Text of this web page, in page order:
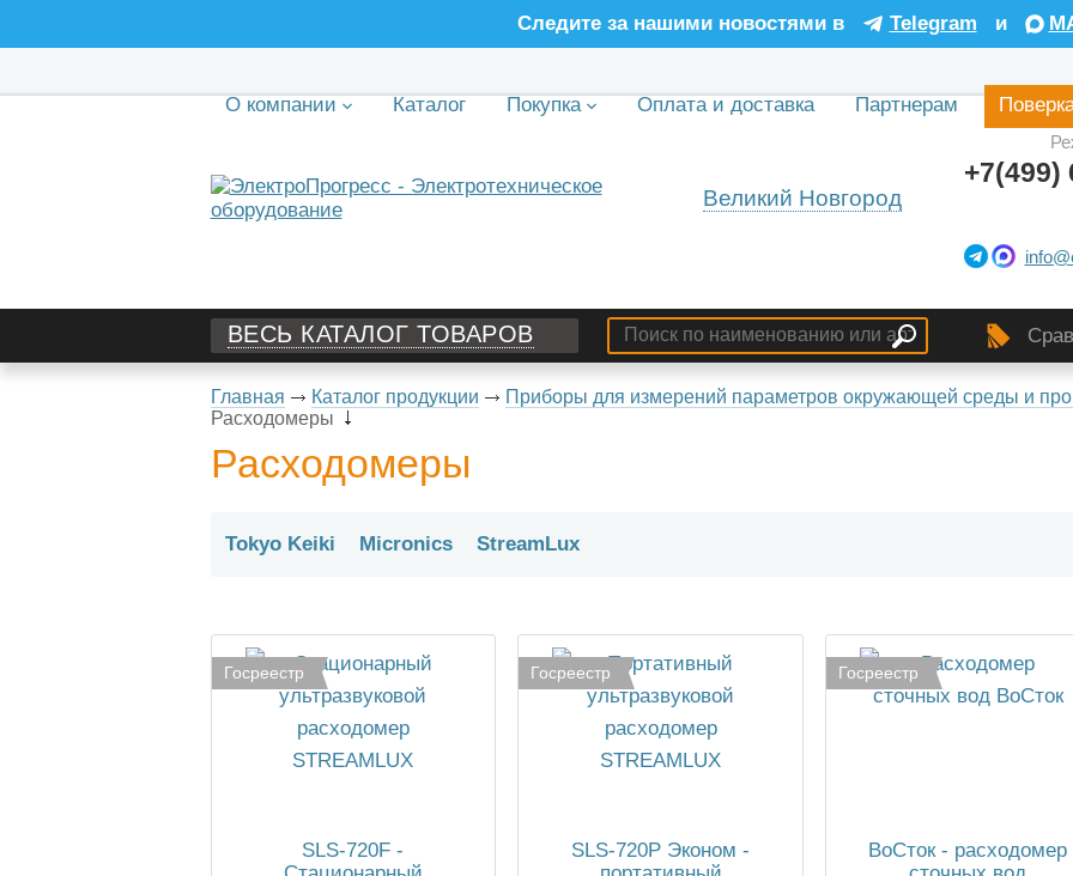
Следите за нашими новостями в Telegram и
О компании Каталог Покупка Оплата и доставка Партнерам
Великий Новгород
+7(499)
ВЕСЬ КАТАЛОГ ТОВАРОВ
Главная Каталог продукции
Приборы для измерений параметров окружающей среды и
Расходомеры
Расходомеры
Tokyo Keiki Micronics StreamLux
Госреестр
SLS-720F -
Госреестр
SLS-720P Эконом -
Госреестр
ВоСток - расходомер